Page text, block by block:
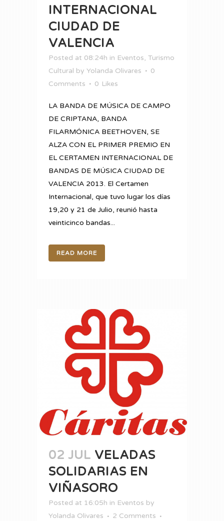
INTERNACIONAL
CIUDAD DE
VALENCIA
Posted at 08:24h in Eventos, Turismo
Cultural by Yolanda Olivares
0
Comments
0 Likes
LA BANDA DE MÚSICA DE CAMPO
DE CRIPTANA, BANDA
FILARMÓNICA BEETHOVEN, SE
ALZA CON EL PRIMER PREMIO EN
EL CERTAMEN INTERNACIONAL DE
BANDAS DE MÚSICA CIUDAD DE
VALENCIA 2013. El Certamen
Internacional, que tuvo lugar los días
19,20 y 21 de Julio, reunió hasta
veinticinco bandas...
READ MORE
02 JUL VELADAS
SOLIDARIAS EN
VIÑASORO
Posted at 16:05h in Eventos by
Yolanda Olivares
2 Comments